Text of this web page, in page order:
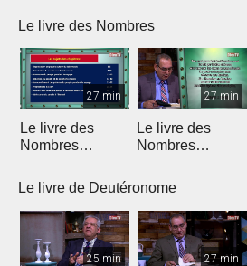
Le livre des Nombres
27 min
Le livre des
Nombres
27 min
Le livre des
Nombres
Le livre de Deutéronome
25 min 27 min